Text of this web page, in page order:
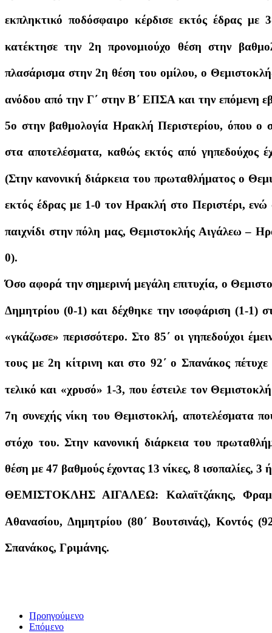
εκπληκτικό ποδόσφαιρο κέρδισε εκτός έδρας
κατέκτησε την 2η προνομιούχο θέση στην
πλασάρισμα στην 2η θέση του ομίλου, ο
ανόδου από την Γ΄ στην Β΄ ΕΠΣΑ και την επόμενη
5ο στην βαθμολογία Ηρακλή Περιστερίου, όπου ο
στα αποτελέσματα, καθώς εκτός από γηπεδούχος
(Στην κανονική διάρκεια του πρωταθλήματος ο
εκτός έδρας με 1-0 τον Ηρακλή στο Περιστέρι,
παιχνίδι στην πόλη μας, Θεμιστοκλής Αιγάλεω –
0).
Όσο αφορά την σημερινή μεγάλη επιτυχία, ο
Δημητρίου (0-1) και δέχθηκε την ισοφάριση (1-1)
«γκάζωσε» περισσότερο. Στο 85΄ οι γηπεδούχοι
τους με 2η κίτρινη και στο 92΄ ο Σπανάκος
τελικό και «χρυσό» 1-3, που έστειλε τον
7η συνεχής νίκη του Θεμιστοκλή, αποτελέσματα
στόχο του. Στην κανονική διάρκεια του
θέση με 47 βαθμούς έχοντας 13 νίκες, 8 ισοπαλίες, 3
ΘΕΜΙΣΤΟΚΛΗΣ ΑΙΓΑΛΕΩ: Καλαϊτζάκης,
Αθανασίου, Δημητρίου (80΄ Βουτσινάς), Κοντός
Σπανάκος, Γριμάνης.
Προηγούμενο
Επόμενο